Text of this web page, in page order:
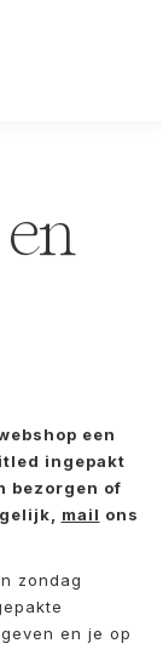
een
ingepakt
bezorgen of
mail ons
zondag
en je op